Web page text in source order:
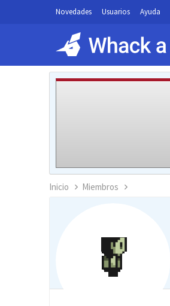
Novedades Usuarios Ayuda
Inicio Miembros